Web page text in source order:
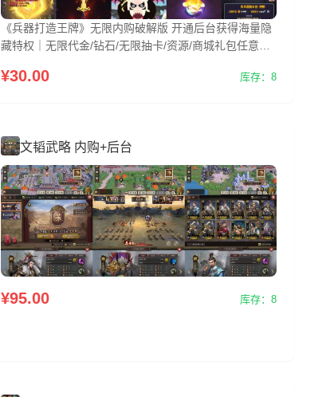
《兵器打造王牌》无限内购破解版 开通后台获得海量隐
藏特权｜无限代金/钻石/无限抽卡/资源/商城礼包任意
果、安卓、模拟器，原端开发非换皮，稳定运行无BUG
¥30.00 库存：8
文韬武略 内购+后台
¥95.00 库存：8